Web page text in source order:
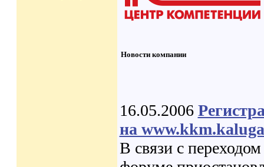
Новости компании
16.05.2006
на
В связи с